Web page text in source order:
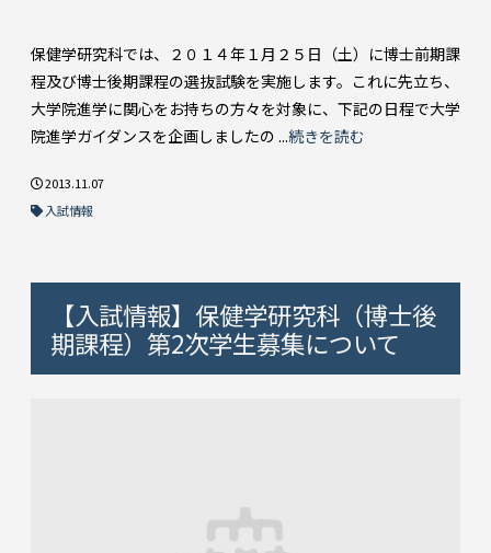
保健学研究科では、２０１４年１月２５日（土）に博士前期課
程及び博士後期課程の選抜試験を実施します。これに先立ち、
大学院進学に関心をお持ちの方々を対象に、下記の日程で大学
院進学ガイダンスを企画しましたの ...続きを読む
2013.11.07
入試情報
【入試情報】保健学研究科（博士後
期課程）第2次学生募集について